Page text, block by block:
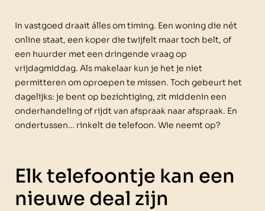
In vastgoed draait álles om timing. Een woning die nét
online staat, een koper die twijfelt maar toch belt, of
een huurder met een dringende vraag op
vrijdagmiddag. Als makelaar kun je het je niet
permitteren om oproepen te missen. Toch gebeurt het
dagelijks: je bent op bezichtiging, zit middenin een
onderhandeling of rijdt van afspraak naar afspraak. En
ondertussen… rinkelt de telefoon. Wie neemt op?
Elk telefoontje kan een
nieuwe deal zijn